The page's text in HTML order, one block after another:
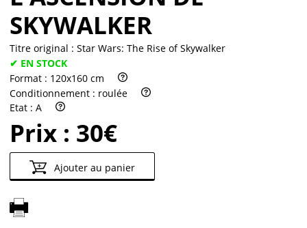
SKYWALKER
Titre original : Star Wars: The Rise of Skywalker
✔ EN STOCK
Format : 120x160 cm
Conditionnement : roulée
Etat : A
Prix : 30€
Ajouter au panier